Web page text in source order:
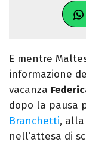
E mentre
informazione
vacanza
dopo la pausa
Branchetti, alla
nell’attesa di